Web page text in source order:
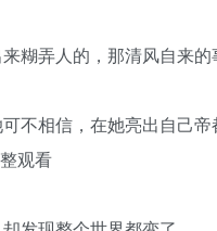
糊弄人的，那清风自来
不相信，在她亮出自己
观看